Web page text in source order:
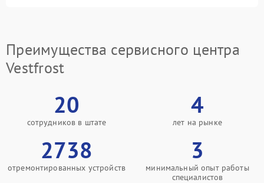
Преимущества сервисного центра
Vestfrost
20
сотрудников в штате
4
лет на рынке
2738
отремонтированных устройств
3
минимальный опыт работы
специалистов